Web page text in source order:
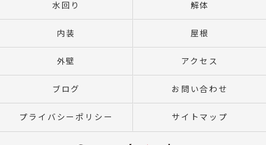
水回り 解体
内装 屋根
外壁 アクセス
ブログ お問い合わせ
プライバシーポリシー サイトマップ